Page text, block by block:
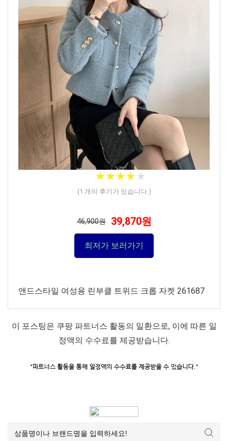
★★★★ ★
★★★★ ★
(1 개의 후기가 있습니다.)
46,900원 39,870원
최저가 보러가기
앤드스타일 여성용 린부클 트위드 크롭 자켓 261687
이 포스팅은 쿠팡 파트너스 활동의 일환으로, 이에 따른 일
정액의 수수료를 제공받습니다.